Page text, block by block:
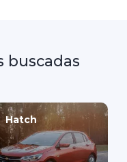
buscadas
Hatch